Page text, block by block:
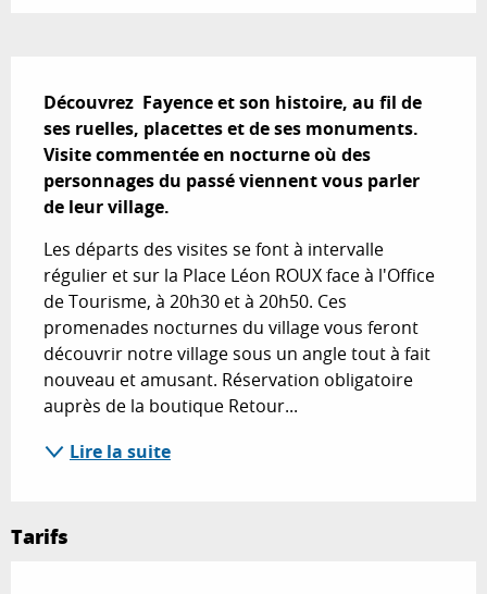
Découvrez  Fayence et son histoire, au fil de
ses ruelles, placettes et de ses monuments.
Visite commentée en nocturne où des
personnages du passé viennent vous parler
de leur village.
Les départs des visites se font à intervalle
régulier et sur la Place Léon ROUX face à l'Office
de Tourisme, à 20h30 et à 20h50. Ces
promenades nocturnes du village vous feront
découvrir notre village sous un angle tout à fait
nouveau et amusant. Réservation obligatoire
auprès de la boutique Retour...
Lire la suite
Tarifs